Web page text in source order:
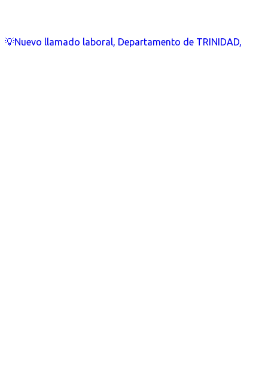
💡Nuevo llamado laboral, Departamento de TRINIDAD,